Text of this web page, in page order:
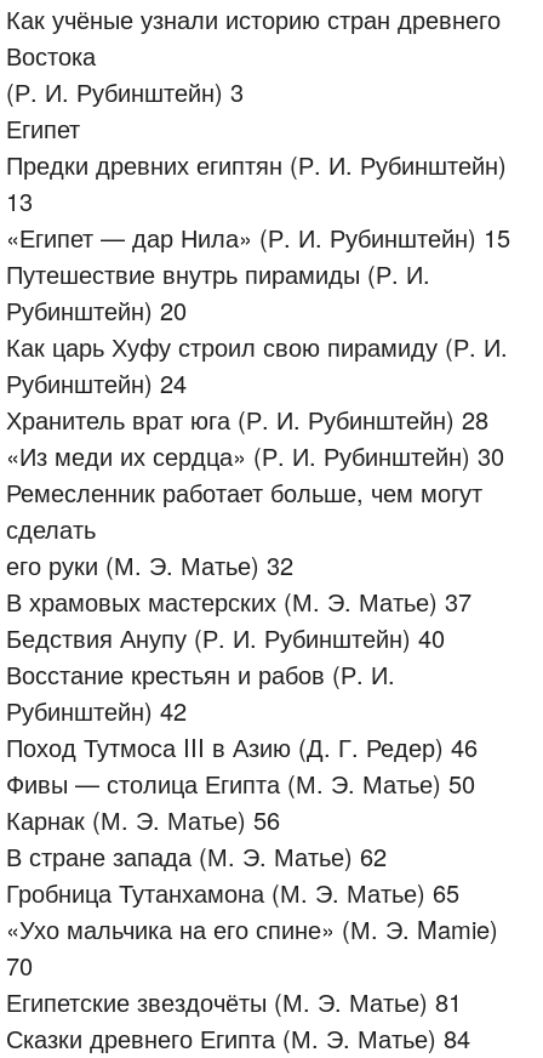
Как учёные узнали историю стран древнего
Востока
(Р. И. Рубинштейн) 3
Египет
Предки древних египтян (Р. И. Рубинштейн)
13
«Египет — дар Нила» (Р. И. Рубинштейн) 15
Путешествие внутрь пирамиды (Р. И.
Рубинштейн) 20
Как царь Хуфу строил свою пирамиду (Р. И.
Рубинштейн) 24
Хранитель врат юга (Р. И. Рубинштейн) 28
«Из меди их сердца» (Р. И. Рубинштейн) 30
Ремесленник работает больше, чем могут
сделать
его руки (М. Э. Матье) 32
В храмовых мастерских (М. Э. Матье) 37
Бедствия Анупу (Р. И. Рубинштейн) 40
Восстание крестьян и рабов (Р. И.
Рубинштейн) 42
Поход Тутмоса III в Азию (Д. Г. Редер) 46
Фивы — столица Египта (М. Э. Матье) 50
Карнак (М. Э. Матье) 56
В стране запада (М. Э. Матье) 62
Гробница Тутанхамона (М. Э. Матье) 65
«Ухо мальчика на его спине» (М. Э. Mamie)
70
Египетские звездочёты (М. Э. Матье) 81
Сказки древнего Египта (М. Э. Матье) 84